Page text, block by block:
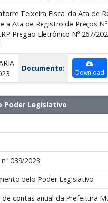
Teixeira Fiscal da Ata de
a Ata de Registro de Preços
Pregão Eletrônico Nº 267/
Documento: Download
Poder Legislativo
039/2023
pelo Poder Legislativo
contas anual da Prefeitura